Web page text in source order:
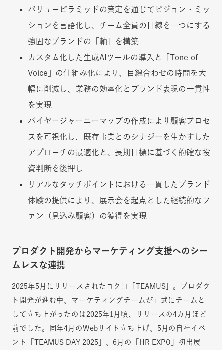
バリューピラミッドの策定を通じてビジョン・ミッ
ションを言語化し、チーム全員の目線を一つにする
強固なブランドの「軸」を構築
カスタム化した生成AIツールの導入と「Tone of
Voice」の仕組み化により、目線合わせの時間を大
幅に削減し、業務の効率化とブランド表現の一貫性
を実現
バイヤージャーニーマップの作成により顧客プロセ
スを可視化し、既存事業とのシナジーを生かすした
アプローチの最適化と、長期目標に基づく的確な投
資判断を後押し
リアルなタッチポイントにおける一貫したブランド
体験の提供により、展示会を起点とした継続的なフ
ァン（見込み顧客）の獲得を実現
プロダクト開発からマーケティング支援へのシー
ムレスな連携
2025年5月にリリースされたコクヨ「TEAMUS」。プロダク
ト開発が進む中、マーケティングチームが正式にチームと
して立ち上がったのは2025年1月頃、リリースの4カ月ほど
前でした。同年4月のWebサイト立ち上げ、5月の自社イベ
ント「TEAMUS DAY 2025」、6月の「HR EXPO」初出展